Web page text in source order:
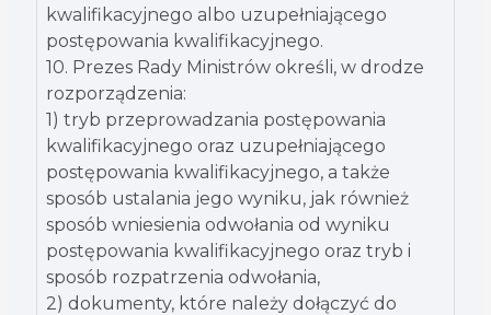
kwalifikacyjnego albo uzupełniającego
postępowania kwalifikacyjnego.
10. Prezes Rady Ministrów określi, w drodze
rozporządzenia:
1) tryb przeprowadzania postępowania
kwalifikacyjnego oraz uzupełniającego
postępowania kwalifikacyjnego, a także
sposób ustalania jego wyniku, jak również
sposób wniesienia odwołania od wyniku
postępowania kwalifikacyjnego oraz tryb i
sposób rozpatrzenia odwołania,
2) dokumenty, które należy dołączyć do